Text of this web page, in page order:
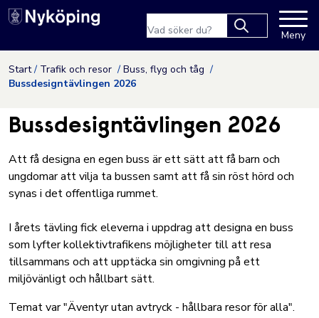
Hoppa till innehåll
Nyköpings kommuns
results.
Meny
Start Trafik och resor
Buss, flyg och tåg
Bussdesigntävlingen 2026
Bussdesigntävlingen 2026
Att få designa en egen buss är ett sätt att få barn och
ungdomar att vilja ta bussen samt att få sin röst hörd och
synas i det offentliga rummet.
I årets tävling fick eleverna i uppdrag att designa en buss
som lyfter kollektivtrafikens möjligheter till att resa
tillsammans och att upptäcka sin omgivning på ett
miljövänligt och hållbart sätt.
Temat var "Äventyr utan avtryck - hållbara resor för alla".